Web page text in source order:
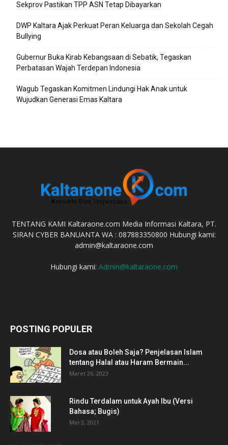
Sekprov Pastikan TPP ASN Tetap Dibayarkan
DWP Kaltara Ajak Perkuat Peran Keluarga dan Sekolah Cegah
Bullying
Gubernur Buka Kirab Kebangsaan di Sebatik, Tegaskan
Perbatasan Wajah Terdepan Indonesia
Wagub Tegaskan Komitmen Lindungi Hak Anak untuk
Wujudkan Generasi Emas Kaltara
TENTANG KAMI Kaltaraone.com Media Informasi Kaltara, PT.
SIRAN CYBER BANUANTA WA : 087883350800 Hubungi kami:
admin@kaltaraone.com
Hubungi kami: Admin@kaltaraone.com
POSTING POPULER
Dosa atau Boleh Saja? Penjelasan Islam
tentang Halal atau Haram Bermain...
Maret 26, 2023
Rindu Terdalam untuk Ayah Ibu (Versi
Bahasa; Bugis)
Mei 3, 2021